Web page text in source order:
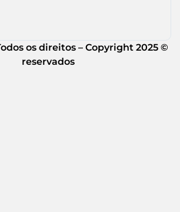
os direitos – Copyright 2025 ©
reservados